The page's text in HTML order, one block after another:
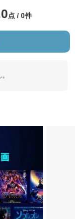
点 / 0件